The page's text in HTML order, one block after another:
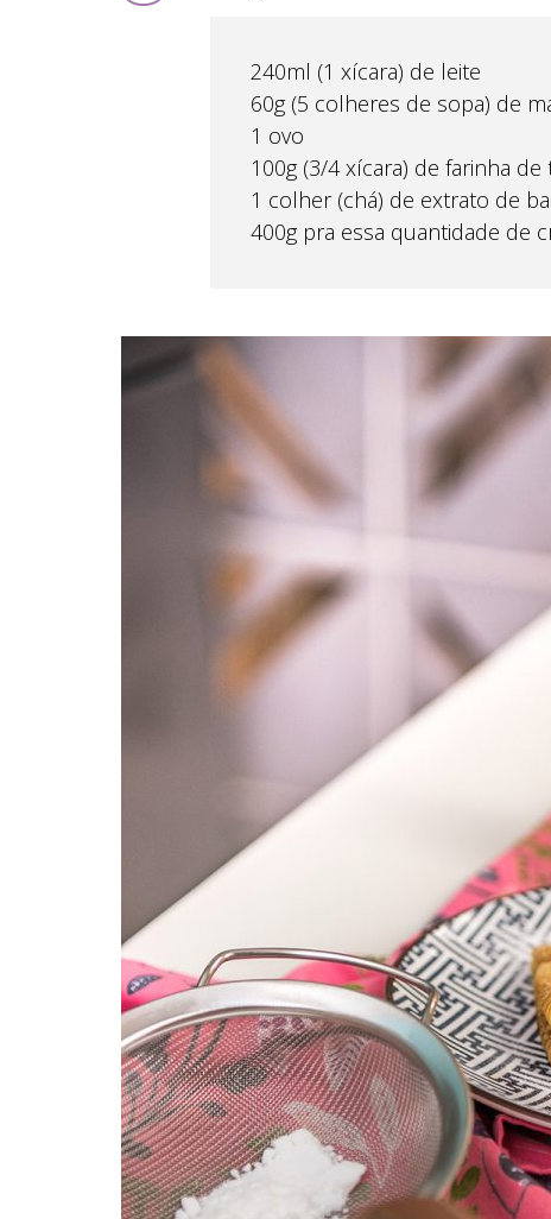
240ml (1 xícara) de leite
60g (5 colheres de sopa) de
1 ovo
100g (3/4 xícara) de farinha
1 colher (chá) de extrato de
400g pra essa quantidade de